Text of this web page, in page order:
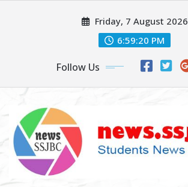
Friday, 7 August 2026
6:59:22 PM
Follow Us